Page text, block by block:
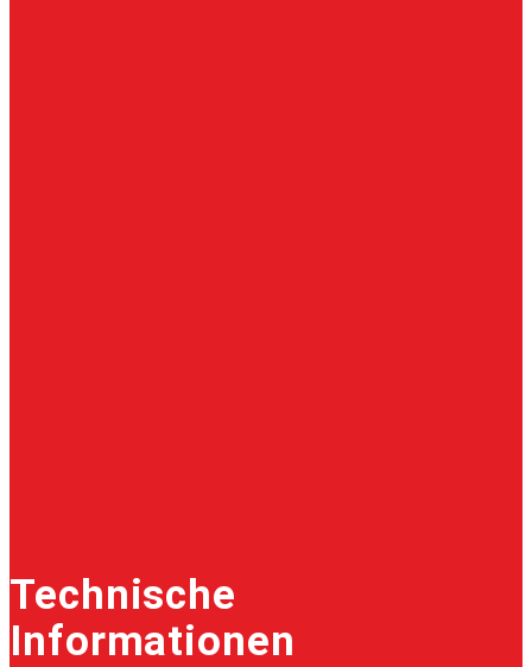
Technische
Informationen